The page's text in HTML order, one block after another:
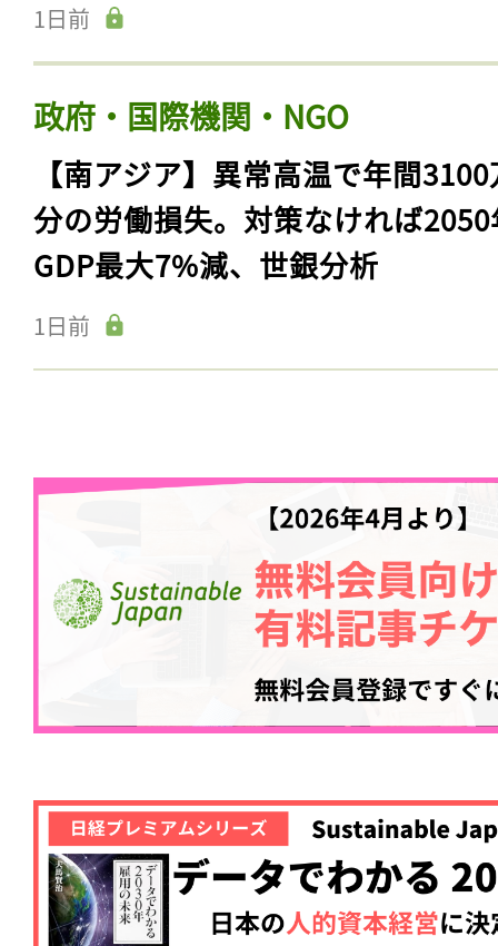
1日前
政府・国際機関・NGO
【南アジア】異常高温で年間
分の労働損失。対策なければ
GDP最大7%減、世銀分析
1日前